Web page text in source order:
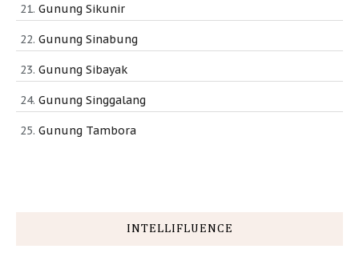
Gunung Sikunir
Gunung Sinabung
Gunung Sibayak
Gunung Singgalang
Gunung Tambora
INTELLIFLUENCE